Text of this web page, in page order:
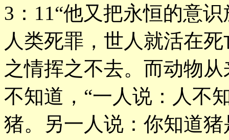
3：11“他又把永恒的意
人类死罪，世人就活在
之情挥之不去。而动物
不知道，“一人说：人不
猪。另一人说：你知道